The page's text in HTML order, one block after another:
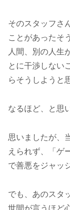
そのスタッフさ
ことがあったそ
人間、別の人生
とに干渉しない
らそうしようと
なるほど、と思
思いましたが、
えられず、「ゲ
で善悪をジャッ
でも、あのスタ
世間が言うほど